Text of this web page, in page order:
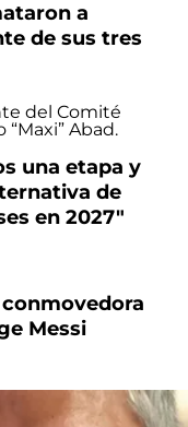
a
de sus tres
una etapa y
de
en 2027"
Messi